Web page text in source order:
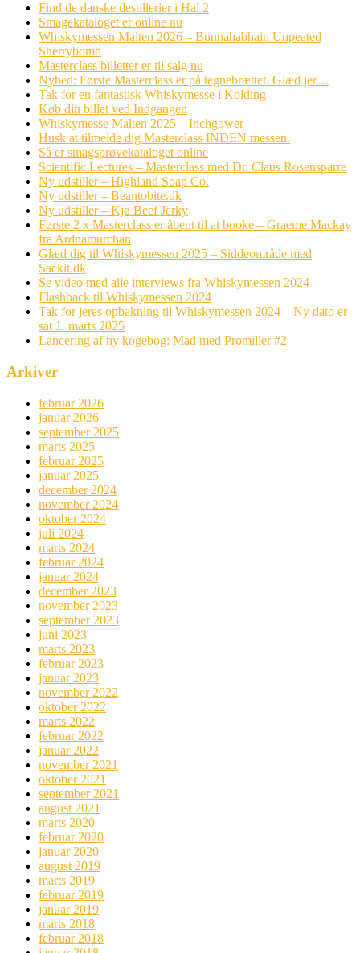
Find de danske destillerier i Hal 2
Smagekataloget er online nu
Whiskymessen Malten 2026 – Bunnahabhain Unpeated
Sherrybomb
Masterclass billetter er til salg nu
Nyhed: Første Masterclass er på tegnebrættet. Glæd jer…
Tak for en fantastisk Whiskymesse i Kolding
Køb din billet ved Indgangen
Whiskymesse Malten 2025 – Inchgower
Husk at tilmelde dig Masterclass INDEN messen.
Så er smagsprøvekataloget online
Scientific Lectures – Masterclass med Dr. Claus Rosensparre
Ny udstiller – Highland Soap Co.
Ny udstiller – Beantobite.dk
Ny udstiller – Kjø Beef Jerky
Første 2 x Masterclass er åbent til at booke – Graeme Mackay
fra Ardnamurchan
Glæd dig til Whiskymessen 2025 – Siddeområde med
Sackit.dk
Se video med alle interviews fra Whiskymessen 2024
Flashback til Whiskymessen 2024
Tak for jeres opbakning til Whiskymessen 2024 – Ny dato er
sat 1. marts 2025
Lancering af ny kogebog: Mad med Promiller #2
Arkiver
februar 2026
januar 2026
september 2025
marts 2025
februar 2025
januar 2025
december 2024
november 2024
oktober 2024
juli 2024
marts 2024
februar 2024
januar 2024
december 2023
november 2023
september 2023
juni 2023
marts 2023
februar 2023
januar 2023
november 2022
oktober 2022
marts 2022
februar 2022
januar 2022
november 2021
oktober 2021
september 2021
august 2021
marts 2020
februar 2020
januar 2020
august 2019
marts 2019
februar 2019
januar 2019
marts 2018
februar 2018